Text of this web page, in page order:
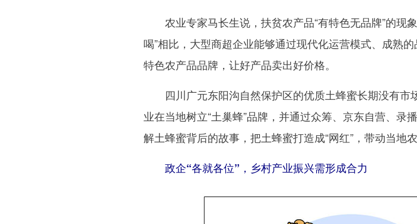
农业专家马长生说，扶贫农产品“有特色无品牌”的现
喝”相比，大型商超企业能够通过现代化运营模式、成熟
特色农产品品牌，让好产品卖出好价格。
四川广元东阳沟自然保护区的优质土蜂蜜长期没有市
业在当地树立“土巢蜂”品牌，并通过众筹、京东自营、录
解土蜂蜜背后的故事，把土蜂蜜打造成“网红”，带动当地农
政企“各就各位”，乡村产业振兴需形成合力